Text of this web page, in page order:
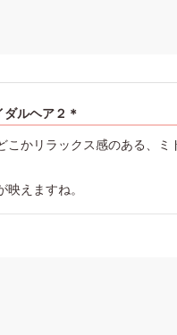
ルヘア２＊
こかリラックス感のある、ミ
えますね。